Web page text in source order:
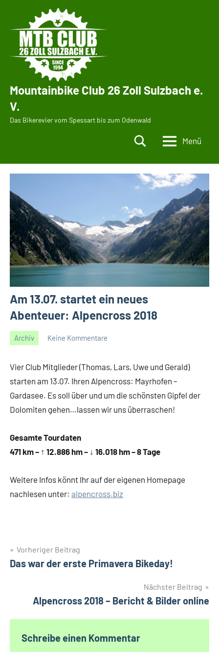
springen
Mountainbike Club 26 Zoll Sulzbach e.
V.
Das Bikerevier vom Spessart bis zum Odenwald
Menü
Am 13.07. startet ein neues
Abenteuer: Alpencross 2018
Archiv
10/07/2018
Gerald
Keine Kommentare
Vier Club Mitglieder (Thomas, Lars, Uwe und Gerald)
starten am 13.07. Ihren Alpencross: Mayrhofen –
Gardasee. Es soll über und um die schönsten Gipfel der
Dolomiten gehen…lassen wir uns überraschen!
Gesamte Tourdaten
471 km – ↑ 12.886 hm – ↓ 16.018 hm – 8 Tage
Weitere Infos könnt Ihr auf der eigenen Homepage
nachlesen unter: alpencross.biz
Beitragsnavigation
Vorheriger Beitrag
Das war der erste Primavera Bikeday!
Nächster Beitrag
Alpencross 2018 – Bericht & Bilder online
Schreibe einen Kommentar